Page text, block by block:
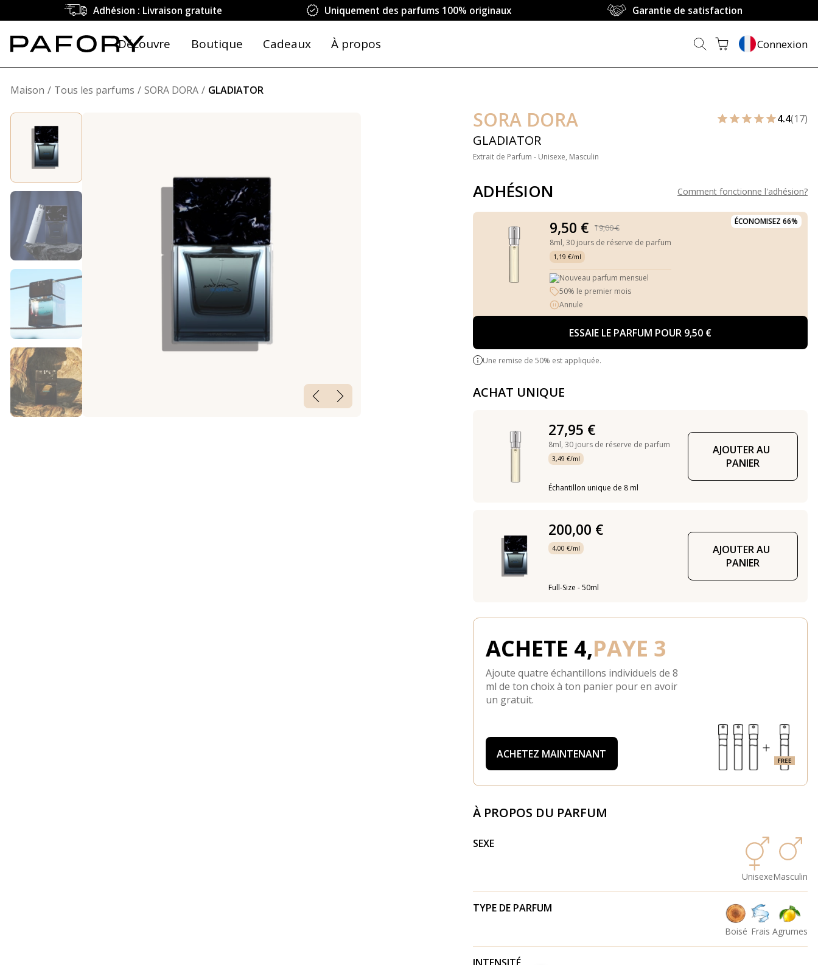
Adhésion : Livraison gratuite Uniquement des parfums 100% originaux Garantie de satisfaction
Découvre Boutique Cadeaux À propos Connexion
Maison Tous les parfums SORA DORA GLADIATOR
SORA DORA
GLADIATOR
Extrait de Parfum - Unisexe, Masculin
4.4(17)
ADHÉSION Comment fonctionne l'adhésion?
ÉCONOMISEZ 66%
9,50 €
19,00 €
8ml, 30 jours de réserve de parfum
1,19 €/ml
Nouveau parfum mensuel
50% le premier mois
Annule
ESSAIE LE PARFUM POUR 9,50 €
Une remise de 50% est appliquée.
ACHAT UNIQUE
27,95 €
8ml, 30 jours de réserve de parfum
3,49 €/ml
Échantillon unique de 8 ml
AJOUTER AU
PANIER
200,00 €
4,00 €/ml
Full-Size - 50ml
AJOUTER AU
PANIER
ACHETE 4,PAYE 3
Ajoute quatre échantillons individuels de 8
ml de ton choix à ton panier pour en avoir
un gratuit.
ACHETEZ MAINTENANT
À PROPOS DU PARFUM
SEXE
UnisexeMasculin
TYPE DE PARFUM
Boisé Frais Agrumes